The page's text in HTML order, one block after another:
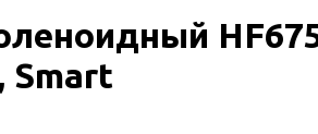
Smart